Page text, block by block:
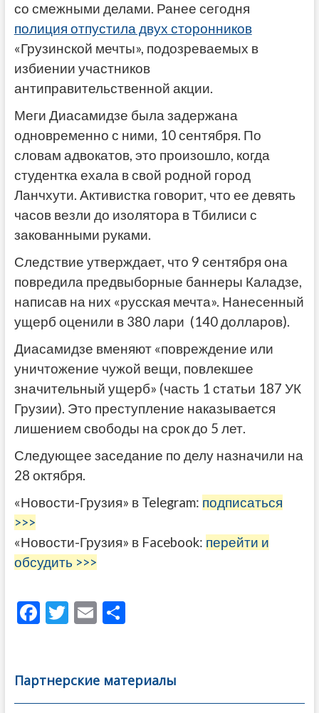
со смежными делами. Ранее сегодня
полиция отпустила двух сторонников
«Грузинской мечты», подозреваемых в
избиении участников
антиправительственной акции.
Меги Диасамидзе была задержана
одновременно с ними, 10 сентября. По
словам адвокатов, это произошло, когда
студентка ехала в свой родной город
Ланчхути. Активистка говорит, что ее девять
часов везли до изолятора в Тбилиси с
закованными руками.
Следствие утверждает, что 9 сентября она
повредила предвыборные баннеры Каладзе,
написав на них «русская мечта». Нанесенный
ущерб оценили в 380 лари (140 долларов).
Диасамидзе вменяют «повреждение или
уничтожение чужой вещи, повлекшее
значительный ущерб» (часть 1 статьи 187 УК
Грузии). Это преступление наказывается
лишением свободы на срок до 5 лет.
Следующее заседание по делу назначили на
28 октября.
«Новости-Грузия» в Telegram: подписаться
>>>
«Новости-Грузия» в Facebook: перейти и
обсудить >>>
F
b
o
T
er
E
l
О
а
в
Партнерские материалы